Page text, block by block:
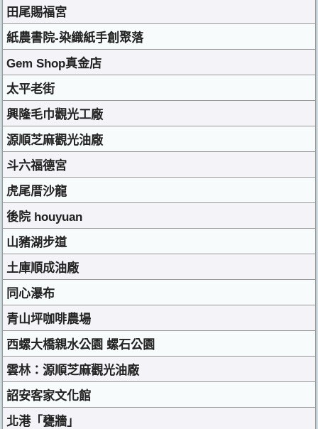
田尾賜福宮
紙農書院-染織紙手創聚落
Gem Shop真金店
太平老街
興隆毛巾觀光工廠
源順芝麻觀光油廠
斗六福德宮
虎尾厝沙龍
後院 houyuan
山豬湖步道
土庫順成油廠
同心瀑布
青山坪咖啡農場
西螺大橋親水公園 螺石公園
雲林：源順芝麻觀光油廠
詔安客家文化館
北港「甕牆」